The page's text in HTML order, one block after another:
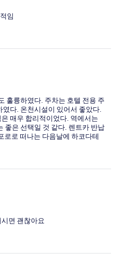
임
훌륭하였다. 주차는 호텔 전용 주
다. 온천시설이 있어서 좋았다.
매우 합리적이었다. 역에서는
좋은 선택일 것 같다. 렌트카 반납
로로 떠나는 다음날에 하코다테
. 기본요금 700 원이 나왔다. 걸
끌고 가는 거 보다 택시 탑승은
면 괜찮아요